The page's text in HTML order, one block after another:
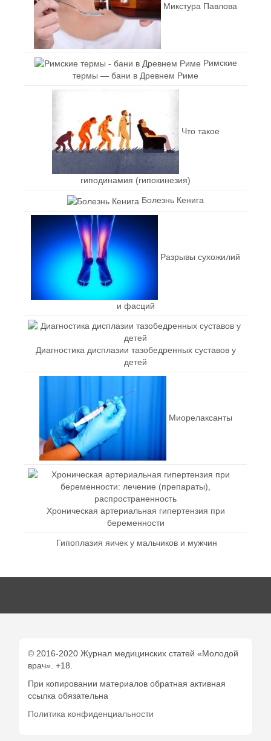
Микстура Павлова
Римские
термы — бани в Древнем Риме
Что такое
гиподинамия (гипокинезия)
Болезнь Кенига
Разрывы сухожилий
и фасций
Диагностика дисплазии тазобедренных суставов у
детей
Миорелаксанты
Хроническая артериальная гипертензия при
беременности
Гипоплазия яичек у мальчиков и мужчин
© 2016-2020 Журнал медицинских статей «Молодой
врач». +18.
При копировании материалов обратная активная
ссылка обязательна
Политика конфиденциальности